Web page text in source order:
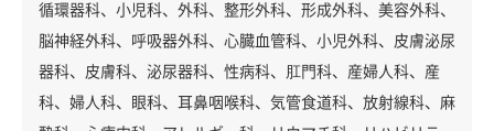
循環器科、小児科、外科、整形外科、形成外科、美容外科、
脳神経外科、呼吸器外科、心臓血管科、小児外科、皮膚泌尿
器科、皮膚科、泌尿器科、性病科、肛門科、産婦人科、産
科、婦人科、眼科、耳鼻咽喉科、気管食道科、放射線科、麻